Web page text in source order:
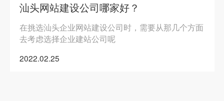
汕头网站建设公司哪家好？
在挑选汕头企业网站建设公司时，需要从那几个方面
去考虑选择企业建站公司呢
2022.02.25